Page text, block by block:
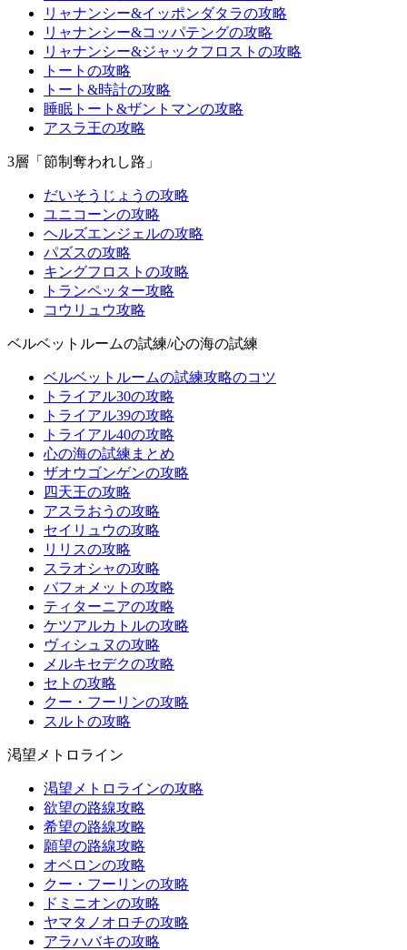
リャナンシー&イッポンダタラの攻略
リャナンシー&コッパテングの攻略
リャナンシー&ジャックフロストの攻略
トートの攻略
トート&時計の攻略
睡眠トート&ザントマンの攻略
アスラ王の攻略
3層「節制奪われし路」
だいそうじょうの攻略
ユニコーンの攻略
ヘルズエンジェルの攻略
パズスの攻略
キングフロストの攻略
トランペッター攻略
コウリュウ攻略
ベルベットルームの試練/心の海の試練
ベルベットルームの試練攻略のコツ
トライアル30の攻略
トライアル39の攻略
トライアル40の攻略
心の海の試練まとめ
ザオウゴンゲンの攻略
四天王の攻略
アスラおうの攻略
セイリュウの攻略
リリスの攻略
スラオシャの攻略
バフォメットの攻略
ティターニアの攻略
ケツアルカトルの攻略
ヴィシュヌの攻略
メルキセデクの攻略
セトの攻略
クー・フーリンの攻略
スルトの攻略
渇望メトロライン
渇望メトロラインの攻略
欲望の路線攻略
希望の路線攻略
願望の路線攻略
オベロンの攻略
クー・フーリンの攻略
ドミニオンの攻略
ヤマタノオロチの攻略
アラハバキの攻略